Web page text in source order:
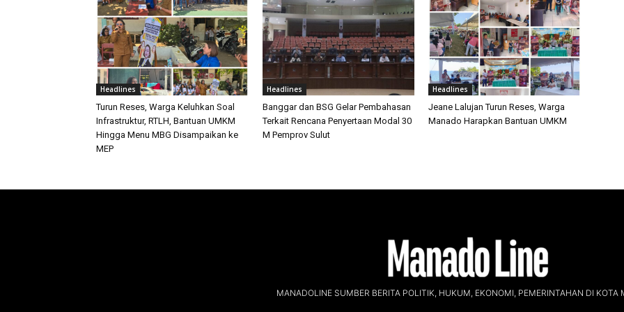
Headlines
Turun Reses, Warga Keluhkan Soal
Infrastruktur, RTLH, Bantuan UMKM
Hingga Menu MBG Disampaikan ke
MEP
Headlines
Banggar dan BSG Gelar Pembahasan
Terkait Rencana Penyertaan Modal 30
M Pemprov Sulut
Headlines
Jeane Lalujan Turun Reses, Warga
Manado Harapkan Bantuan UMKM
MANADOLINE SUMBER BERITA POLITIK, HUKUM, EKONOMI, PEMERINTAHAN DI KOTA